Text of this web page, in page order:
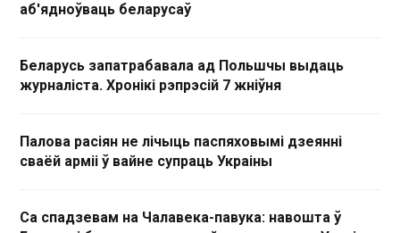
аб'ядноўваць беларусаў
Беларусь запатрабавала ад Польшчы выдаць
журналіста. Хронікі рэпрэсій 7 жніўня
Палова расіян не лічыць паспяховымі дзеянні
сваёй арміі ў вайне супраць Украіны
Са спадзевам на Чалавека-павука: навошта ў